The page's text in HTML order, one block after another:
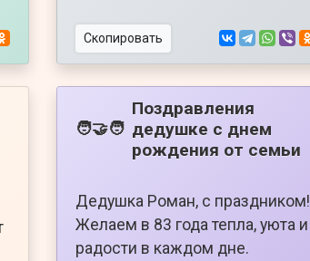
Скопировать
🧑‍🤝‍🧑
Поздравления
дедушке с днем
рождения от семьи
Дедушка Роман, с праздником!
Желаем в 83 года тепла, уюта и
радости в каждом дне.